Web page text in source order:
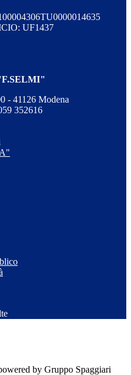
UF1437
- 41126 Modena
352616
by Gruppo Spaggiari